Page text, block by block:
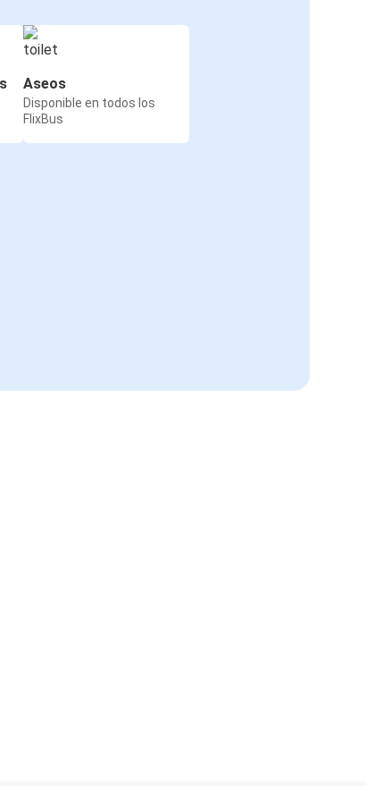
Aseos
Disponible en todos los
FlixBus